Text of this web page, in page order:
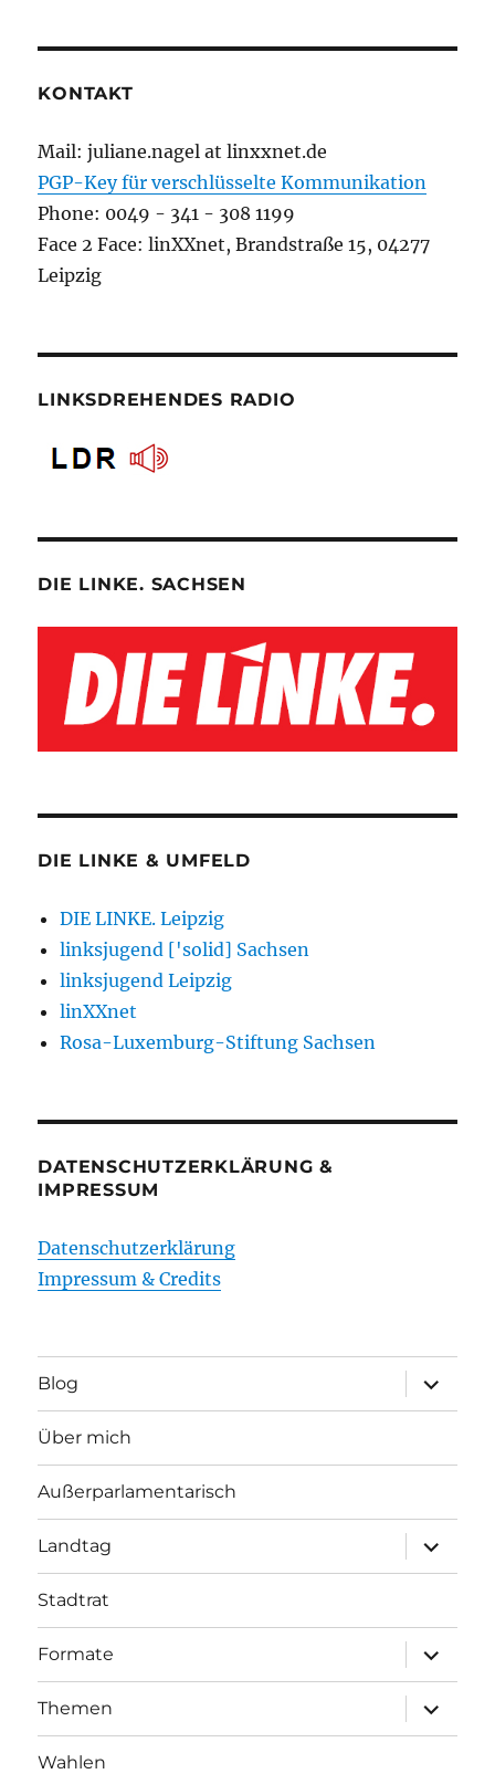
KONTAKT
Mail: juliane.nagel at linxxnet.de
PGP-Key für verschlüsselte Kommunikation
Phone: 0049 - 341 - 308 1199
Face 2 Face: linXXnet, Brandstraße 15, 04277
Leipzig
LINKSDREHENDES RADIO
DIE LINKE. SACHSEN
DIE LINKE & UMFELD
DIE LINKE. Leipzig
linksjugend ['solid] Sachsen
linksjugend Leipzig
linXXnet
Rosa-Luxemburg-Stiftung Sachsen
DATENSCHUTZERKLÄRUNG &
IMPRESSUM
Datenschutzerklärung
Impressum & Credits
Blog
öffnen
Über mich
Außerparlamentarisch
Landtag
öffnen
Stadtrat
Formate
öffnen
Themen
öffnen
Wahlen